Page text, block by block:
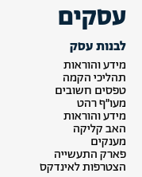
עסקים
לבנות עסק
מידע והוראות
תהליכי הקמה
טפסים חשובים
מעו״ף רהט
מידע והוראות
האב קליקה
מענקים
פארק התעשייה
הצטרפות לאינדקס